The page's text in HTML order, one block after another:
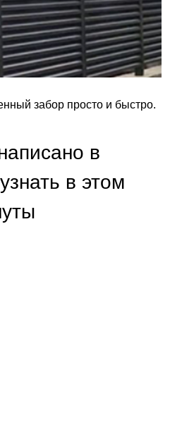
забор просто и быстро.
в
в этом